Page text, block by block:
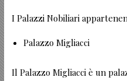
I Palazzi Nobiliari
Palazzo Migliacci
Il Palazzo Migliacci è un